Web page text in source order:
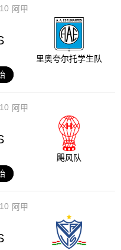
阿甲
里奥夸尔托学生队
阿甲
飓风队
阿甲